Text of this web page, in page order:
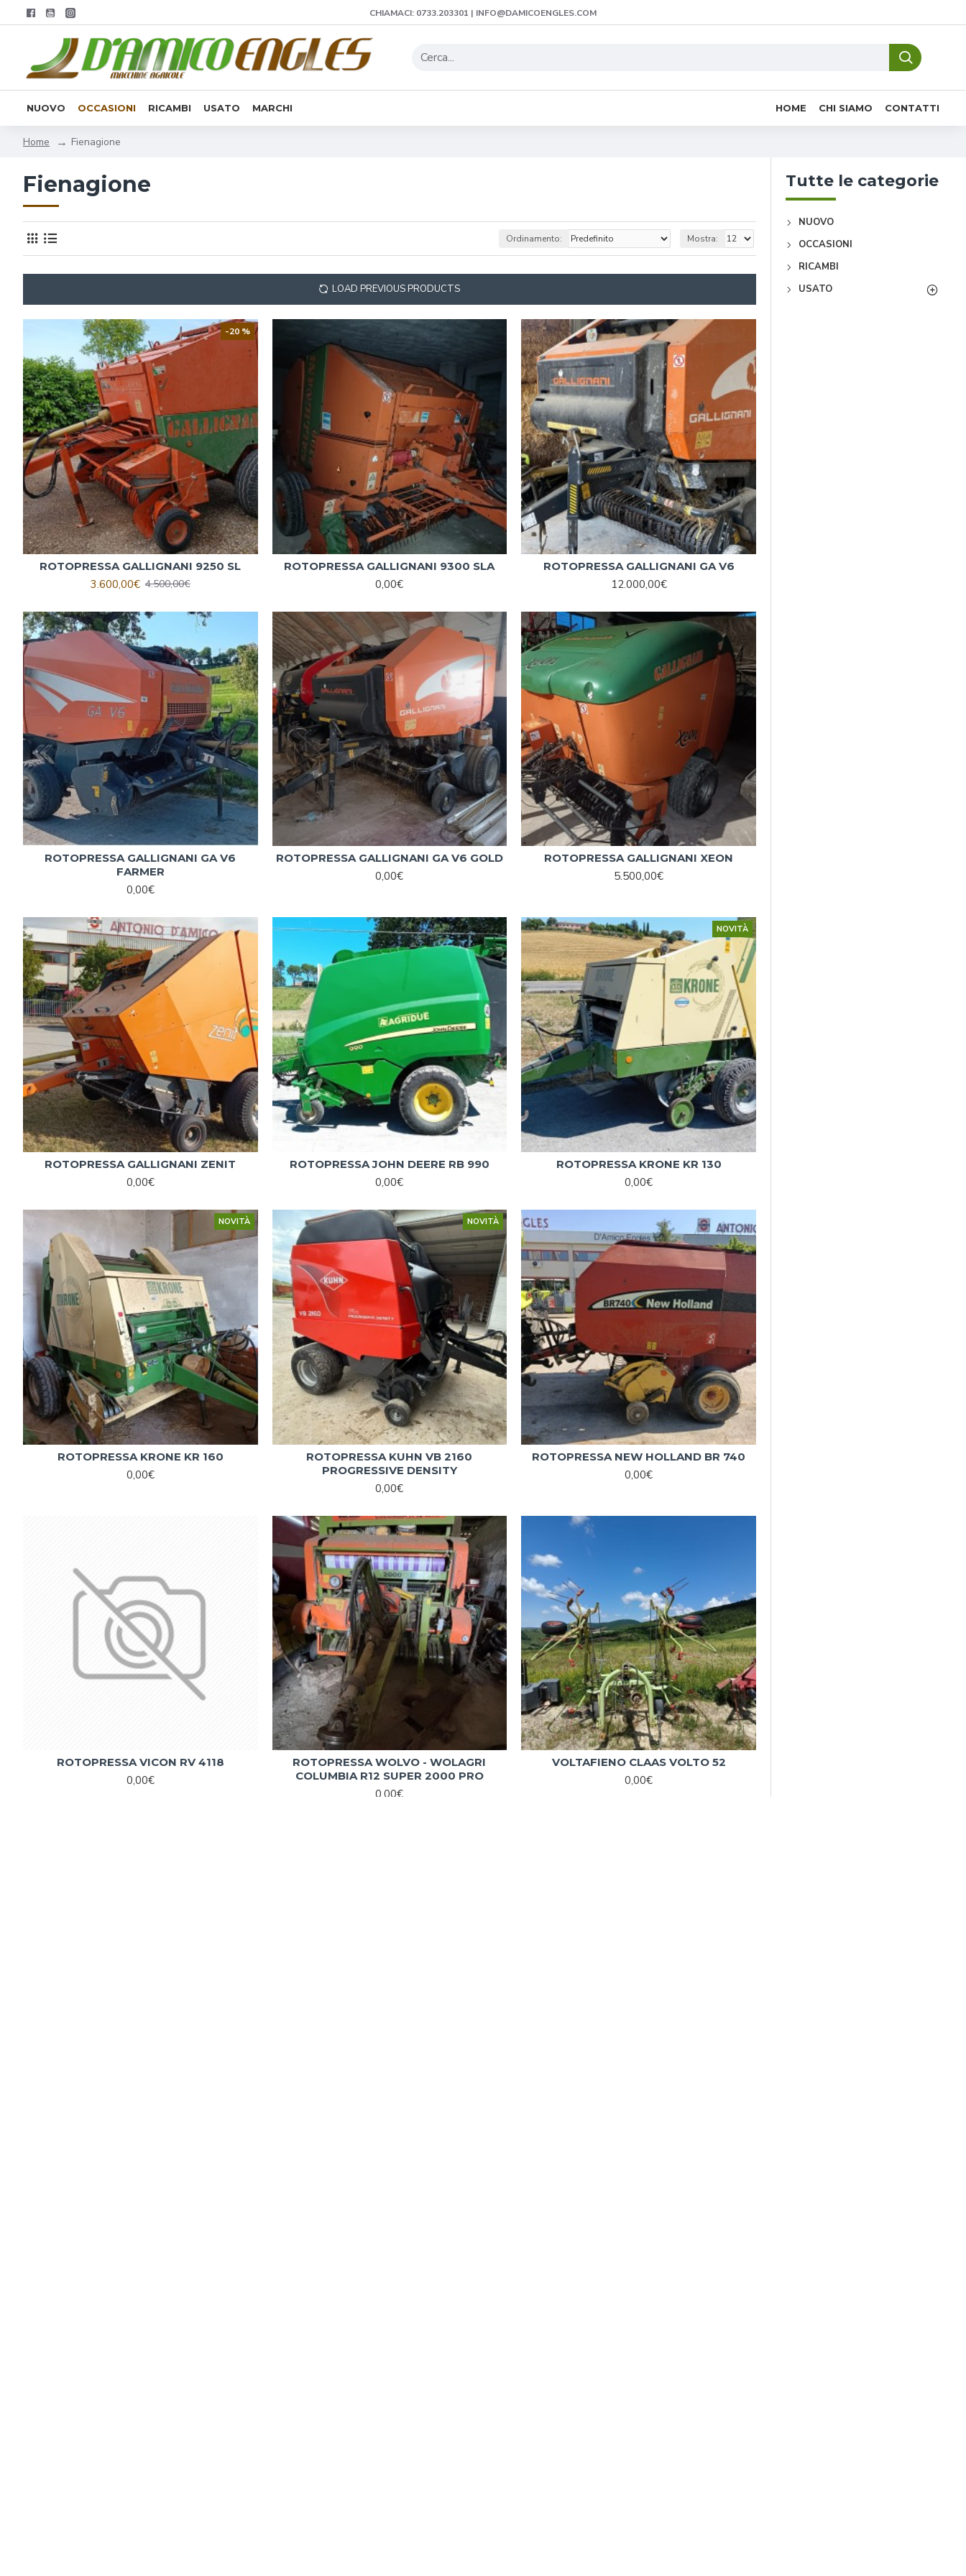
CHIAMACI: 0733.203301 | INFO@DAMICOENGLES.COM
NUOVO OCCASIONI RICAMBI USATO MARCHI HOME CHI SIAMO CONTATTI
Home Fienagione
Fienagione
Ordinamento: Mostra:
LOAD PREVIOUS PRODUCTS
-20 %
ROTOPRESSA GALLIGNANI 9250 SL
3.600,00€ 4.500,00€
ROTOPRESSA GALLIGNANI 9300 SLA
0,00€
ROTOPRESSA GALLIGNANI GA V6
12.000,00€
ROTOPRESSA GALLIGNANI GA V6
FARMER
0,00€
ROTOPRESSA GALLIGNANI GA V6 GOLD
0,00€
ROTOPRESSA GALLIGNANI XEON
5.500,00€
ROTOPRESSA GALLIGNANI ZENIT
0,00€
ROTOPRESSA JOHN DEERE RB 990
0,00€
NOVITÀ
ROTOPRESSA KRONE KR 130
0,00€
NOVITÀ
ROTOPRESSA KRONE KR 160
0,00€
NOVITÀ
ROTOPRESSA KUHN VB 2160
PROGRESSIVE DENSITY
0,00€
ROTOPRESSA NEW HOLLAND BR 740
0,00€
ROTOPRESSA VICON RV 4118
0,00€
ROTOPRESSA WOLVO - WOLAGRI
COLUMBIA R12 SUPER 2000 PRO
0,00€
VOLTAFIENO CLAAS VOLTO 52
0,00€
Tutte le categorie
NUOVO
OCCASIONI
RICAMBI
USATO